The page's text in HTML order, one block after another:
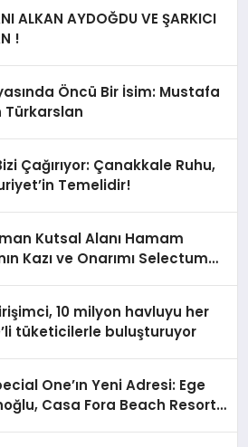
ALKAN AYDOĞDU VE ŞARKICI
!
Öncü Bir İsim: Mustafa
Türkarslan
Çağırıyor: Çanakkale Ruhu,
Temelidir!
Kutsal Alanı Hamam
Kazı ve Onarımı Selectum
10 milyon havluyu her
tüketicilerle buluşturuyor
One’ın Yeni Adresi: Ege
Casa Fora Beach Resort